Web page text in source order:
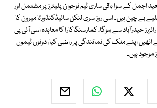
اجمل کے سوا باقی ساری ٹیم نوجوان پلیئرز پر مشتمل اور
بے چین ہیں۔ اسی روز سری لنکن سائیڈکنڈورتا میرون کا
حیدرآباد سے ہوگا، کمارسنگاکارا کا معاہدہ اسی آئی پی
انھیں اپنے ملک کی نمائندگی پر راضی کیا، دونوں ٹیموں
موجود ہیں۔